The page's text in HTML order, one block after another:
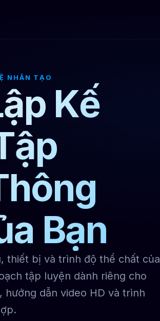
NHÂN TẠO
Kế
Bạn
thiết bị và trình độ thể chất của
tập luyện dành riêng cho
hướng dẫn video HD và trình